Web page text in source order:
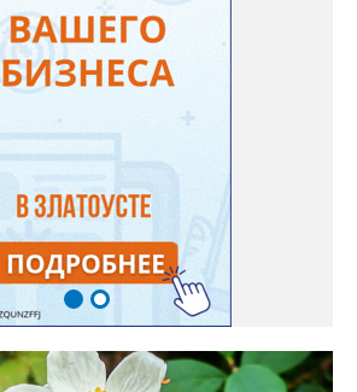
без укрытия. Всхожесть оказалась
из пяти семян из каждой пачки четыре
После покупки (по весне)
убрать семена в холодильник на два
- мульчировать мелкой корой. Семена
прорастают. Если иногда срезать
семена вокруг куртины, лаванда
Ещё один секрет – этот символ
почву. Добавляйте в посадочную
требуется хороший дренаж. В первый год
цветы убирать, чтобы силы куста
корневой системы. А со второго года
во всю силу! Фото: Екатерина Бойко,
Обсуждение новости здесь
newszlatoust74